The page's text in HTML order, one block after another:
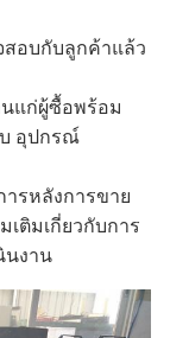
สอบกับลูกค้าแล้ว
นแก่ผู้ซื้อพร้อม
อุปกรณ์
รหลังการขาย
ติมเกี่ยวกับการ
นงาน